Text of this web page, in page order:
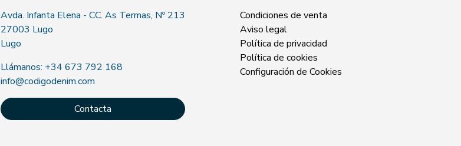
Avda. Infanta Elena - CC. As Termas, Nº 213
27003 Lugo
Lugo
Llámanos: +34 673 792 168
info@codigodenim.com
Contacta
Condiciones de venta
Aviso legal
Política de privacidad
Política de cookies
Configuración de Cookies